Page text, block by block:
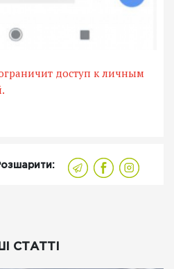
доступ к личным
СТАТТІ